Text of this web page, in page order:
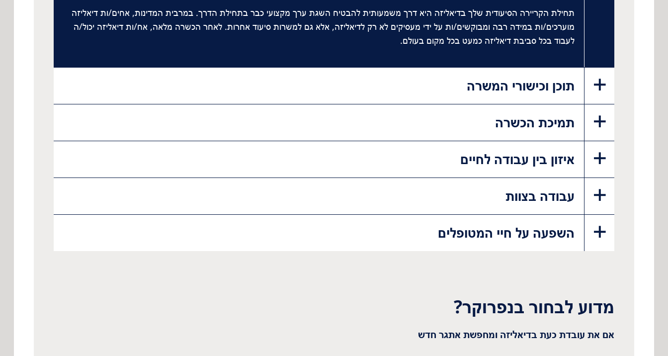
תחילת הקריירה הסיעודית שלך בדיאליזה היא דרך משמעותית להבטיח השגת ערך מקצועי כבר בתחילת הדרך. במרבית המדינות, אחים/ות דיאליזה
מוערכים/ות במידה רבה ומבוקשים/ות על ידי מעסיקים לא רק לדיאליזה, אלא גם למשרות סיעוד אחרות. לאחר הכשרה מלאה, אח/ות דיאליזה יכול/ה
לעבוד בכל סביבת דיאליזה כמעט בכל מקום בעולם.
תוכן וכישורי המשרה
תמיכת הכשרה
איזון בין עבודה לחיים
עבודה בצוות
השפעה על חיי המטופלים
מדוע לבחור בנפרוקר?
אם את עובדת כעת בדיאליזה ומחפשת אתגר חדש